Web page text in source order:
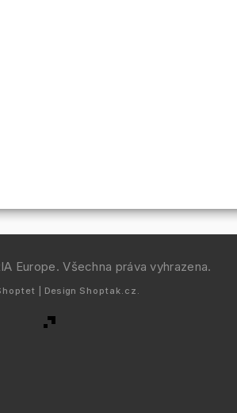
Europe. Všechna práva vyhrazena.
| Design Shoptak.cz.